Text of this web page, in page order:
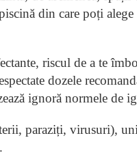
din care poți alege
riscul de a te
dozele
ignoră normele de
paraziți, virusuri),